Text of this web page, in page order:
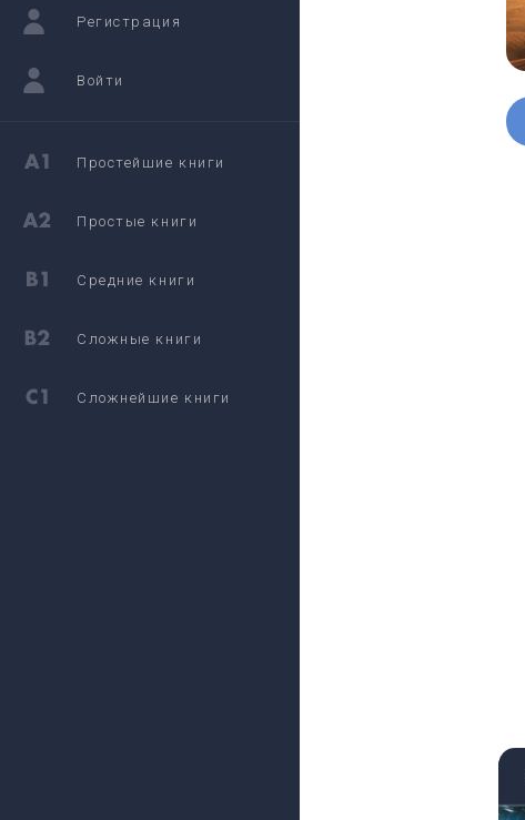
Регистрация
Войти
Простейшие книги
Простые книги
Средние книги
Сложные книги
Сложнейшие книги